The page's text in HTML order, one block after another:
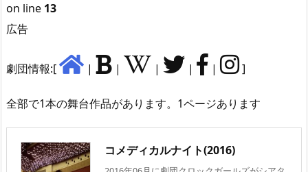
on line 13
広告
劇団情報:[ | | | | | ]
全部で1本の舞台作品があります。1ページあります
コメディカルナイト(2016)